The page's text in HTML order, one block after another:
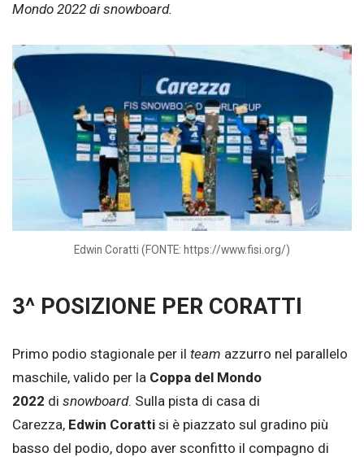
Mondo 2022 di snowboard.
Edwin Coratti (FONTE: https://www.fisi.org/)
3^ POSIZIONE PER CORATTI
Primo podio stagionale per il team azzurro nel parallelo
maschile, valido per la Coppa del Mondo
2022 di snowboard. Sulla pista di casa di
Carezza, Edwin Coratti si è piazzato sul gradino più
basso del podio, dopo aver sconfitto il compagno di